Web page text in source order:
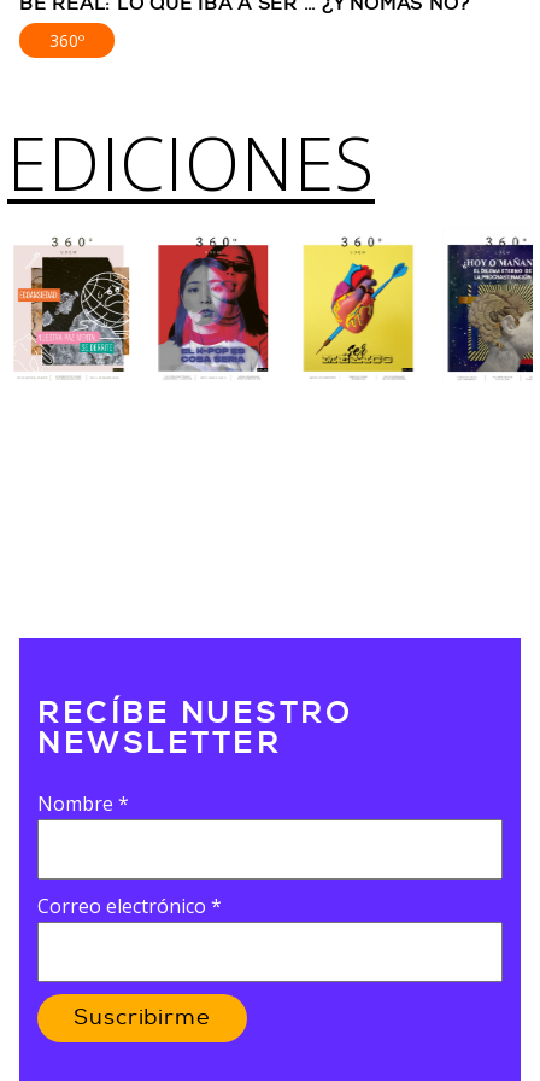
BE REAL: LO QUE IBA A SER … ¿Y NOMÁS NO?
360º
EDICIONES
RECÍBE NUESTRO
NEWSLETTER
Nombre *
Correo electrónico *
Suscribirme